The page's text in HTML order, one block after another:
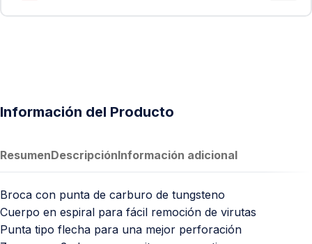
Información del Producto
ResumenDescripciónInformación adicional
Broca con punta de carburo de tungsteno
Cuerpo en espiral para fácil remoción de virutas
Punta tipo flecha para una mejor perforación